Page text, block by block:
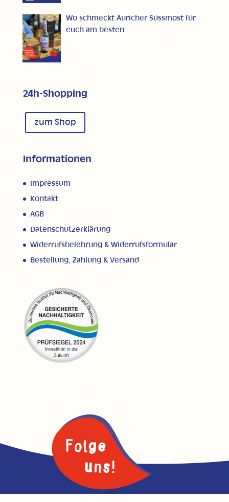
Wo schmeckt Auricher Süssmost für
euch am besten
24h-Shopping
zum Shop
Informationen
Impressum
Kontakt
AGB
Datenschutzerklärung
Widerrufsbelehrung & Widerrufsformular
Bestellung, Zahlung & Versand